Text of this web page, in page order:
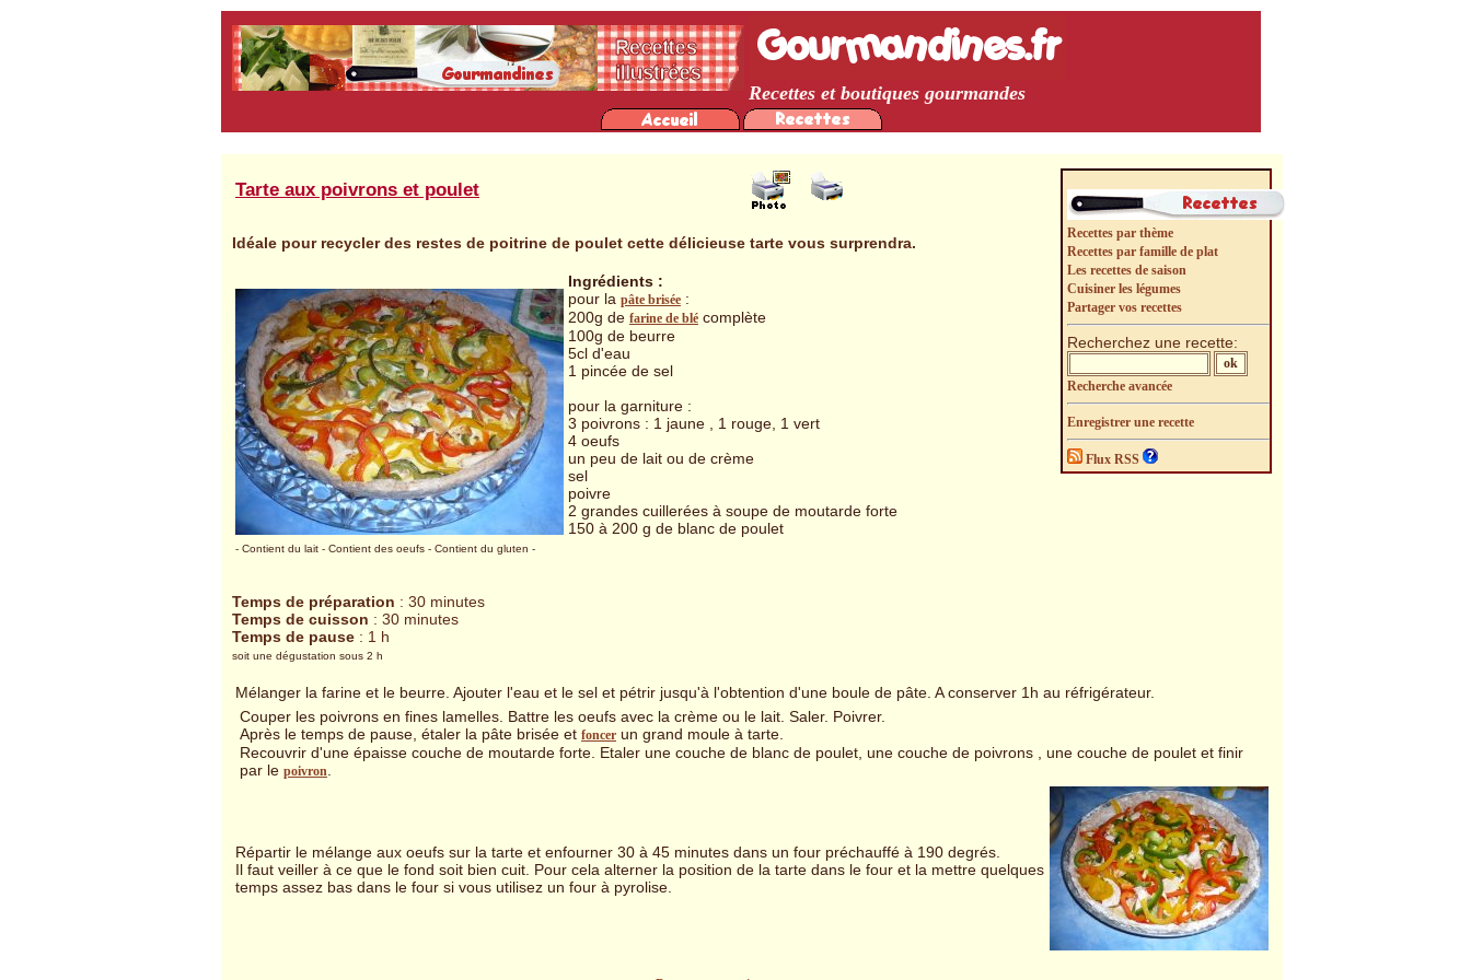
Recettes par thème
Recettes par famille de plat
Les recettes de saison
Cuisiner les légumes
Partager vos recettes
Recherchez une recette:
Recherche avancée
Enregistrer une recette
Flux RSS
Tarte aux poivrons et poulet
Idéale pour recycler des restes de poitrine de poulet cette délicieuse tarte vous surprendra.
- Contient du lait - Contient des oeufs - Contient du gluten -
Ingrédients :
pour la pâte brisée :
200g de farine de blé complète
100g de beurre
5cl d'eau
1 pincée de sel
pour la garniture :
3 poivrons : 1 jaune , 1 rouge, 1 vert
4 oeufs
un peu de lait ou de crème
sel
poivre
2 grandes cuillerées à soupe de moutarde forte
150 à 200 g de blanc de poulet
Temps de préparation : 30 minutes
Temps de cuisson : 30 minutes
Temps de pause : 1 h
soit une dégustation sous 2 h
Mélanger la farine et le beurre. Ajouter l'eau et le sel et pétrir jusqu'à l'obtention d'une boule de pâte. A conserver 1h au réfrigérateur.
Couper les poivrons en fines lamelles. Battre les oeufs avec la crème ou le lait. Saler. Poivrer.
Après le temps de pause, étaler la pâte brisée et foncer un grand moule à tarte.
Recouvrir d'une épaisse couche de moutarde forte. Etaler une couche de blanc de poulet, une couche de poivrons , une couche de poulet et finir
par le poivron
Répartir le mélange aux oeufs sur la tarte et enfourner 30 à 45 minutes dans un four préchauffé à 190 degrés.
Il faut veiller à ce que le fond soit bien cuit. Pour cela alterner la position de la tarte dans le four et la mettre quelques
temps assez bas dans le four si vous utilisez un four à pyrolise.
Recettes et boutiques gourmandes